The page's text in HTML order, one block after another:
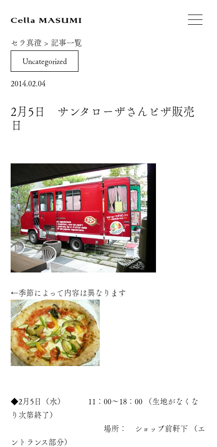
セラ真澄 > 記事一覧
Uncategorized
2014.02.04
2月5日 サンタローザさんピザ販売
日
←季節によって内容は異なります
◆2月5日（水） 11：00～18：00 （生地がなくな
り次第終了）
場所： ショップ前軒下 （エ
ントランス部分）